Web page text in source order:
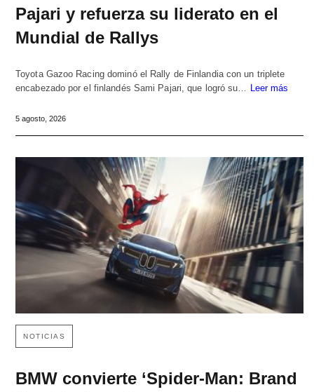
Pajari y refuerza su liderato en el
Mundial de Rallys
Toyota Gazoo Racing dominó el Rally de Finlandia con un triplete
encabezado por el finlandés Sami Pajari, que logró su…
Leer más
5 agosto, 2026
NOTICIAS
BMW convierte ‘Spider-Man: Brand